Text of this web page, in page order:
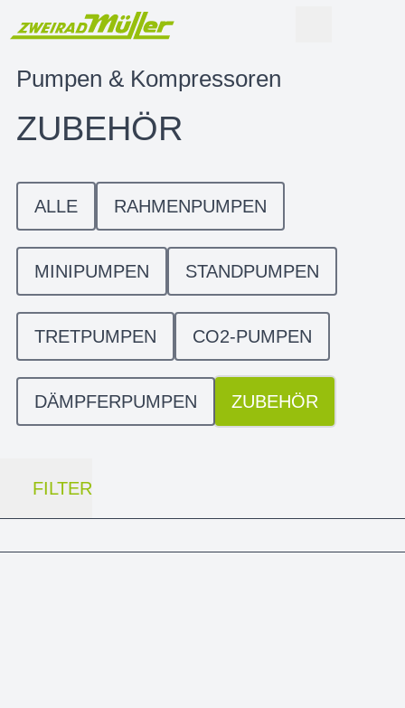
Pumpen & Kompressoren
ZUBEHÖR
ALLE RAHMENPUMPEN
MINIPUMPEN STANDPUMPEN
TRETPUMPEN CO2-PUMPEN
DÄMPFERPUMPEN ZUBEHÖR
FILTER